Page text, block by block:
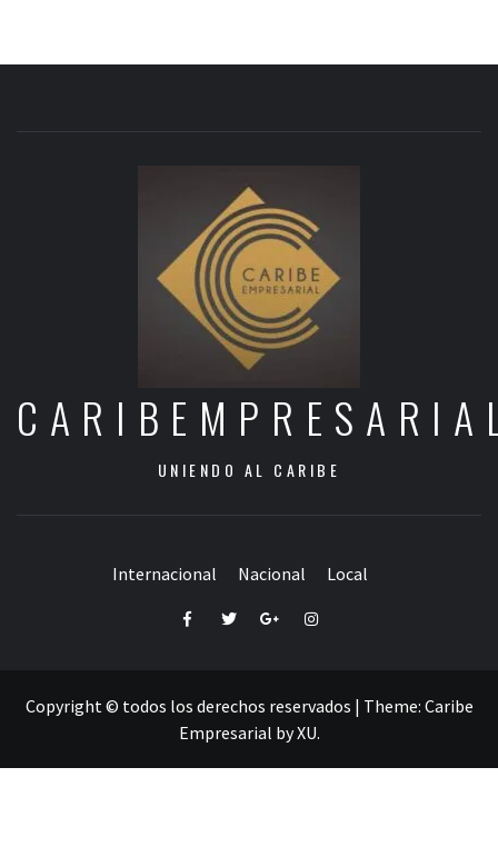
UNIENDO AL CARIBE
Internacional Nacional Local
FacebookTwitterGoogle+Instagram
Copyright © todos los derechos reservados | Theme: Caribe
Empresarial byXU.